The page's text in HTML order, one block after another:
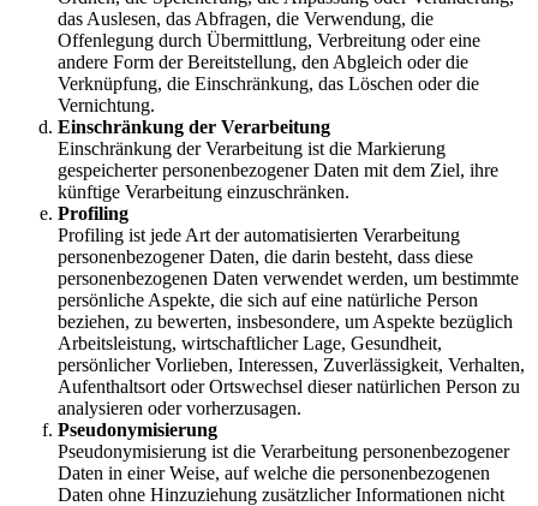
das Auslesen, das Abfragen, die Verwendung, die
Offenlegung durch Übermittlung, Verbreitung oder eine
andere Form der Bereitstellung, den Abgleich oder die
Verknüpfung, die Einschränkung, das Löschen oder die
Vernichtung.
Einschränkung der Verarbeitung
Einschränkung der Verarbeitung ist die Markierung
gespeicherter personenbezogener Daten mit dem Ziel, ihre
künftige Verarbeitung einzuschränken.
Profiling
Profiling ist jede Art der automatisierten Verarbeitung
personenbezogener Daten, die darin besteht, dass diese
personenbezogenen Daten verwendet werden, um bestimmte
persönliche Aspekte, die sich auf eine natürliche Person
beziehen, zu bewerten, insbesondere, um Aspekte bezüglich
Arbeitsleistung, wirtschaftlicher Lage, Gesundheit,
persönlicher Vorlieben, Interessen, Zuverlässigkeit, Verhalten,
Aufenthaltsort oder Ortswechsel dieser natürlichen Person zu
analysieren oder vorherzusagen.
Pseudonymisierung
Pseudonymisierung ist die Verarbeitung personenbezogener
Daten in einer Weise, auf welche die personenbezogenen
Daten ohne Hinzuziehung zusätzlicher Informationen nicht